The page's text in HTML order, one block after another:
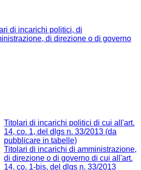
di incarichi politici, di
di direzione o di governo
Titolari di incarichi politici di cui all'art.
14, co. 1, del dlgs n. 33/2013 (da
pubblicare in tabelle)
Titolari di incarichi di amministrazione,
di direzione o di governo di cui all'art.
14, co. 1-bis, del dlgs n. 33/2013